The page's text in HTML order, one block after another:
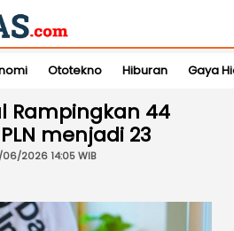
Ototekno Hiburan Gaya
Rampingkan 44
menjadi 23
06/2026 14:05 WIB